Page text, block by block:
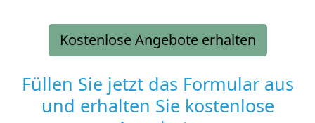
Kostenlose Angebote erhalten
Füllen Sie jetzt das Formular aus
und erhalten Sie kostenlose